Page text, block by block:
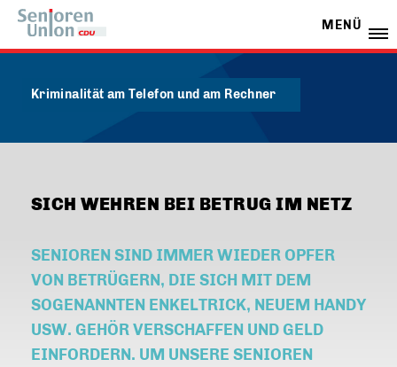
MENÜ
Kriminalität am Telefon und am Rechner
SICH WEHREN BEI BETRUG IM NETZ
SENIOREN SIND IMMER WIEDER OPFER
VON BETRÜGERN, DIE SICH MIT DEM
SOGENANNTEN ENKELTRICK, NEUEM HANDY
USW. GEHÖR VERSCHAFFEN UND GELD
EINFORDERN. UM UNSERE SENIOREN